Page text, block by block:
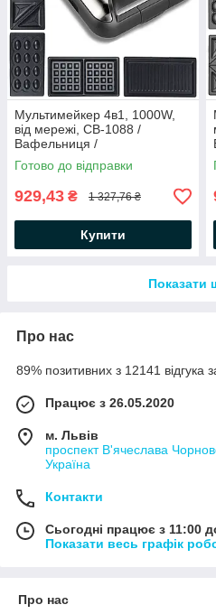
Мультимейкер 4в1, 1000W,
від мережі, СВ-1088 /
Вафельниця /
Бутербродниця /
Електрогриль / Сендвічниця
Готово до відправки
929,43 ₴ 1 327,76 ₴
Купити
Показати
Про нас
89% позитивних з 12141 відгука
Працює з 26.05.2020
м. Львів
проспект В'ячеслава
Україна
Контакти
Сьогодні працює з 11:00
Показати весь графік
Про нас